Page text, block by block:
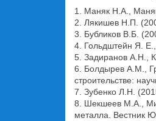
1. Маняк Н.А.,
2. Лякишев Н.П.
3. Бубликов В.Б.
4. Гольдштейн Я.
5. Задиранов А.Н.,
6. Болдырев А.М.,
строительстве:
7. Зубенко Л.Н.
8. Шекшеев М.А.,
металла. Вестник